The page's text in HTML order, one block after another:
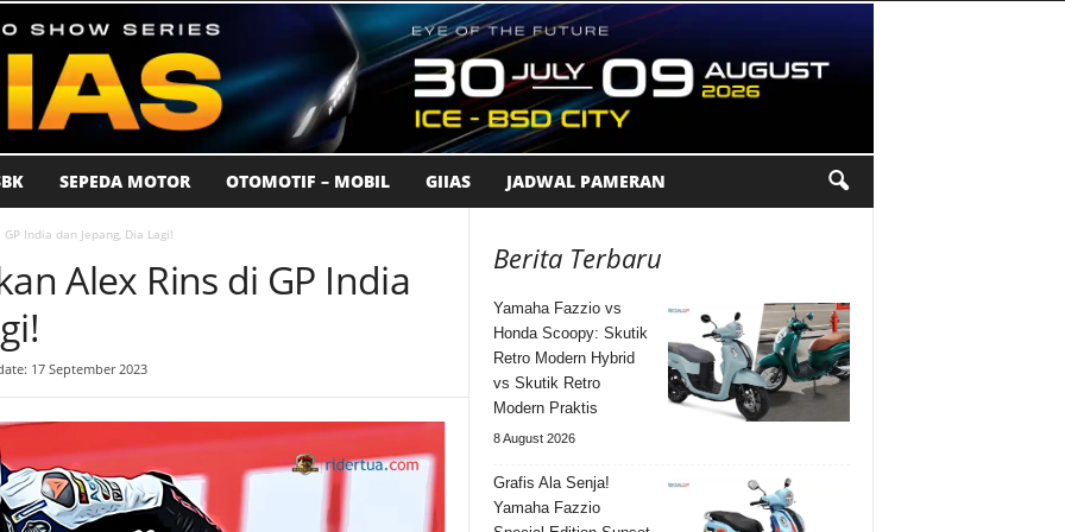
SEPEDA MOTOR OTOMOTIF – MOBIL GIIAS JADWAL PAMERAN
India dan Jepang, Dia Lagi!
Alex Rins di GP India
17 September 2023
Berita Terbaru
Yamaha Fazzio vs
Honda Scoopy: Skutik
Retro Modern Hybrid
vs Skutik Retro
Modern Praktis
8 August 2026
Grafis Ala Senja!
Yamaha Fazzio